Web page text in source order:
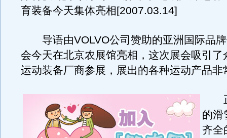
育装备今天集体亮相[2007.03.14]
导语由VOLVO公司赞助的亚洲国际品牌
会今天在北京农展馆亮相，这次展会吸引了
运动装备厂商参展，展出的各种运动产品非
正
的滑
齐全